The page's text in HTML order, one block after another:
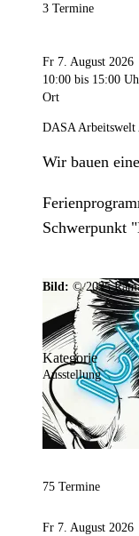
3 Termine
Fr 7. August 2026
10:00 bis 15:00
Ort
DASA Arbeitswelt
Wir bauen
Schwerpunkt
Bild: © 2025
Kategorie
Ausstellung
75 Termine
Fr 7. August 2026